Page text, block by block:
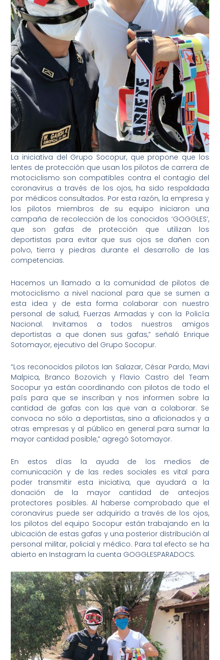
La iniciativa del Grupo Socopur, que propone que los
lentes de protección que usan los pilotos de carrera de
motociclismo son compatibles contra el contagio del
coronavirus a través de los ojos, ha sido respaldada
por médicos consultados. Por esta razón, la empresa y
los pilotos miembros de su equipo iniciaron una
campaña de recolección de los conocidos ‘GOGGLES’,
que son gafas de protección que utilizan los
deportistas para evitar que sus ojos se dañen con
polvo, tierra y piedras durante el desarrollo de las
competencias.
Hacemos un llamado a la comunidad de pilotos de
motociclismo a nivel nacional para que se sumen a
esta idea y de esta forma colaborar con nuestro
personal de salud, Fuerzas Armadas y con la Policía
Nacional. Invitamos a todos nuestros amigos
deportistas a que donen sus gafas,” señaló Enrique
Sotomayor, ejecutivo del Grupo Socopur.
“Los reconocidos pilotos Ian Salazar, César Pardo, Mavi
Malpica, Branco Bozovich y Flavio Castro del Team
Socopur ya están coordinando con pilotos de todo el
país para que se inscriban y nos informen sobre la
cantidad de gafas con las que van a colaborar. Se
convoca no sólo a deportistas, sino a aficionados y a
otras empresas y al público en general para sumar la
mayor cantidad posible,” agregó Sotomayor.
En estos días la ayuda de los medios de
comunicación y de las redes sociales es vital para
poder transmitir esta iniciativa, que ayudará a la
donación de la mayor cantidad de anteojos
protectores posibles. Al haberse comprobado que el
coronavirus puede ser adquirido a través de los ojos,
los pilotos del equipo Socopur están trabajando en la
ubicación de estas gafas y una posterior distribución al
personal militar, policial y médico. Para tal efecto se ha
abierto en Instagram la cuenta GOGGLESPARADOCS.